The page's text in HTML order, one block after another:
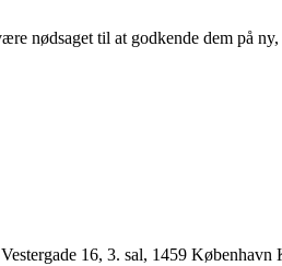
nødsaget til at godkende dem på
16, 3. sal, 1459 København